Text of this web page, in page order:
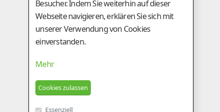
Besucher. Indem Sie weiterhin auf dieser
Webseite navigieren, erklären Sie sich mit
unserer Verwendung von Cookies
einverstanden.
Mehr
Essenziell
GESCHÄFTSSTELLE
Am Tieberhof 6
+43 (0)3112 / 5924
besamung@genostar.at